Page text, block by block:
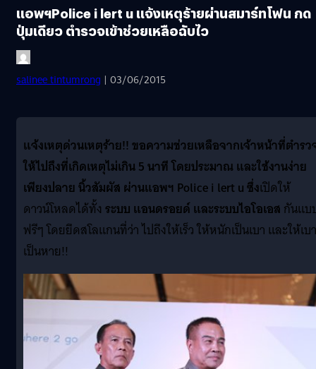
แอพฯPolice i lert u แจ้งเหตุร้ายผ่านสมาร์ทโฟน กด
ปุ่มเดียว ตำรวจเข้าช่วยเหลือฉับไว
salinee tintumrong | 03/06/2015
แจ้งเหตุด่วนเหตุร้าย!! ขอความช่วยเหลือจากเจ้าหน้าที่ตำรว
ให้ไปถึงที่เกิดเหตุไม่เกิน 5นาที โดยประมาณ และใช้งานง่าย
เพียงปลาย นิ้วสัมผัส ผ่านแอพฯ Police i lert uซึ่งเปิดให้
ดาวน์โหลดได้ทั้ง ระบบ แอนดรอยด์ และระบบไอโอเอส กันแบ
ฟรีๆ โดยยึดสโลแกนที่ว่า ไปถึงให้เร็ว ให้หนักเป็นเบา และให้เบา
เป็นหาย!!